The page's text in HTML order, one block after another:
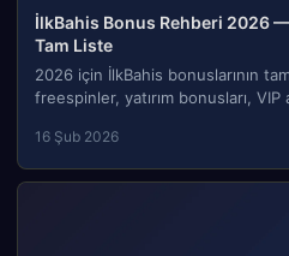
İlkBahis Bonus Rehberi 2026
Tam Liste
2026 için İlkBahis bonuslarının
freespinler, yatırım bonusları, VIP
16 Şub 2026